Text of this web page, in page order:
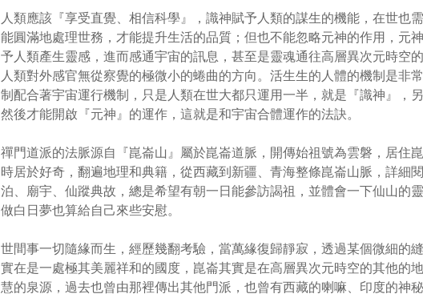
人類應該『享受直覺、相信科學』，識神賦予人類的謀生的機能，在世也
能圓滿地處理世務，才能提升生活的品質；但也不能忽略元神的作用，元
予人類產生靈感，進而感通宇宙的訊息，甚至是靈魂通往高層異次元時空
人類對外感官無從察覺的極微小的蜷曲的方向。活生生的人體的機制是非
制配合著宇宙運行機制，只是人類在世大都只運用一半，就是『識神』，
然後才能開啟『元神』的運作，這就是和宇宙合體運作的法訣。
禪門道派的法脈源自『崑崙山』屬於崑崙道脈，開傳始祖號為雲磐，居住
時居於好奇，翻遍地理和典籍，從西藏到新疆、青海整條崑崙山脈，詳細
泊、廟宇、仙蹤典故，總是希望有朝一日能參訪謁祖，並體會一下仙山的
做白日夢也算給自己來些安慰。
世間事一切隨緣而生，經歷幾翻考驗，當萬緣復歸靜寂，透過某個微細的
實在是一處極其美麗祥和的國度，崑崙其實是在高層異次元時空的其他的
慧的泉源，過去也曾由那裡傳出其他門派，也曾有西藏的喇嘛、印度的神